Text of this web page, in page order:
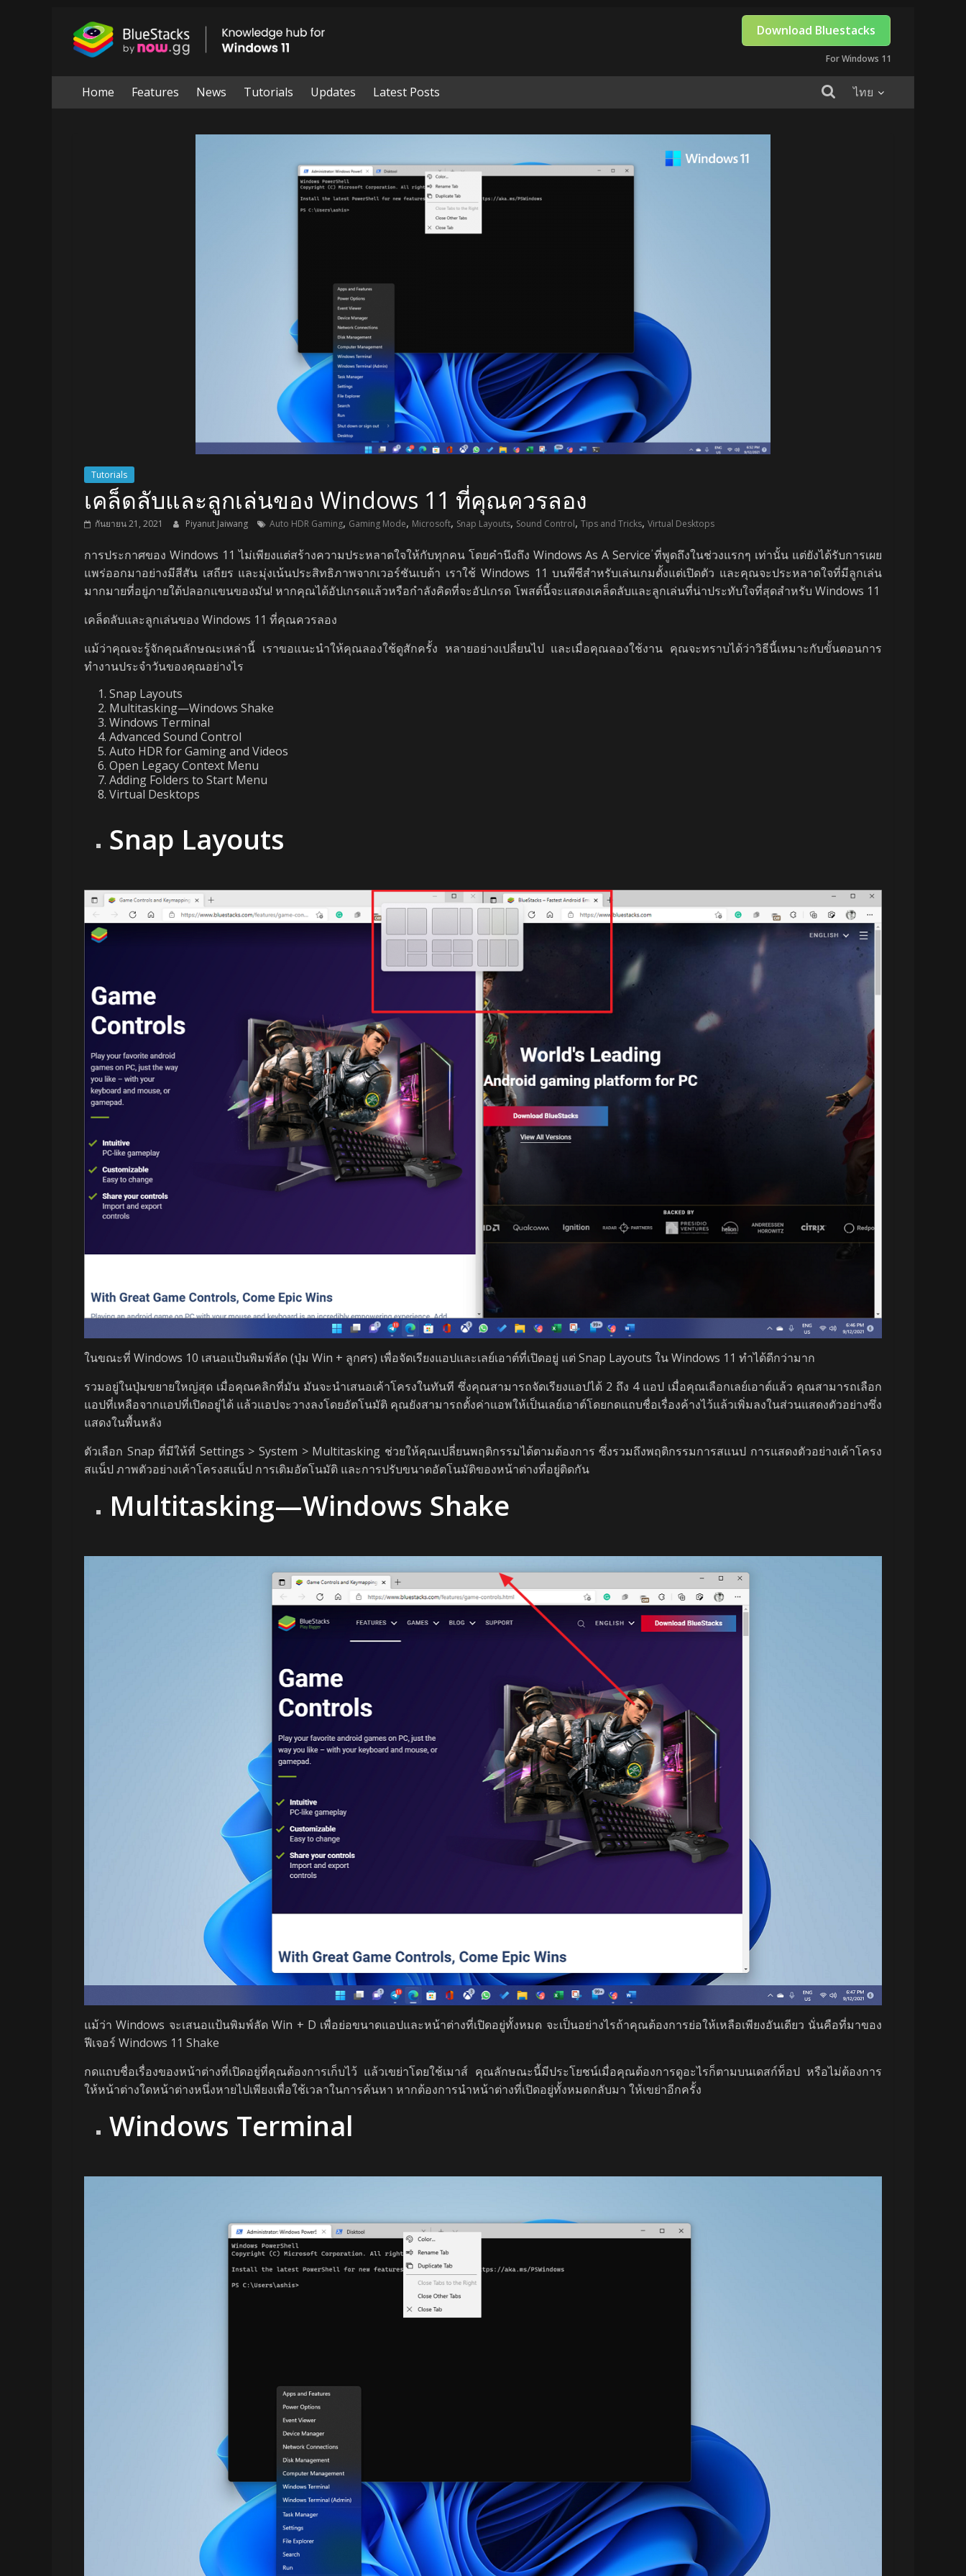
content
BlueStacks
Knowledge
Download Bluestacks
For Windows 11
Home ไทย
Features News Tutorials Updates Latest Posts
Tutorials
เคล็ดลับและลูกเล่นของ Windows 11 ที่คุณควรลอง
กันยายน 21, 2021 Piyanut Jaiwang Auto HDR Gaming, Gaming Mode, Microsoft, Snap Layouts, Sound Control, Tips and Tricks, Virtual Desktops
การประกาศของ Windows 11 ไม่เพียงแต่สร้างความประหลาดใจให้กับทุกคน โดยคำนึงถึง Windows As A Serviceؙ ที่พูดถึงในช่วงแรกๆ เท่านั้น แต่ยังได้รับการเผย
แพร่ออกมาอย่างมีสีสัน เสถียร และมุ่งเน้นประสิทธิภาพจากเวอร์ชันเบต้า เราใช้ Windows 11 บนพีซีสำหรับเล่นเกมตั้งแต่เปิดตัว และคุณจะประหลาดใจที่มีลูกเล่น
มากมายที่อยู่ภายใต้ปลอกแขนของมัน! หากคุณได้อัปเกรดแล้วหรือกำลังคิดที่จะอัปเกรด โพสต์นี้จะแสดงเคล็ดลับและลูกเล่นที่น่าประทับใจที่สุดสำหรับ Windows 11
เคล็ดลับและลูกเล่นของ Windows 11 ที่คุณควรลอง
แม้ว่าคุณจะรู้จักคุณลักษณะเหล่านี้ เราขอแนะนำให้คุณลองใช้ดูสักครั้ง หลายอย่างเปลี่ยนไป และเมื่อคุณลองใช้งาน คุณจะทราบได้ว่าวิธีนี้เหมาะกับขั้นตอนการ
ทำงานประจำวันของคุณอย่างไร
Snap Layouts
Multitasking—Windows Shake
Windows Terminal
Advanced Sound Control
Auto HDR for Gaming and Videos
Open Legacy Context Menu
Adding Folders to Start Menu
Virtual Desktops
Snap Layouts
ในขณะที่ Windows 10 เสนอแป้นพิมพ์ลัด (ปุ่ม Win + ลูกศร) เพื่อจัดเรียงแอปและเลย์เอาต์ที่เปิดอยู่ แต่ Snap Layouts ใน Windows 11 ทำได้ดีกว่ามาก
รวมอยู่ในปุ่มขยายใหญ่สุด เมื่อคุณคลิกที่มัน มันจะนำเสนอเค้าโครงในทันที ซึ่งคุณสามารถจัดเรียงแอปได้ 2 ถึง 4 แอป เมื่อคุณเลือกเลย์เอาต์แล้ว คุณสามารถเลือก
แอปที่เหลือจากแอปที่เปิดอยู่ได้ แล้วแอปจะวางลงโดยอัตโนมัติ คุณยังสามารถตั้งค่าแอพให้เป็นเลย์เอาต์โดยกดแถบชื่อเรื่องค้างไว้แล้วเพิ่มลงในส่วนแสดงตัวอย่างซึ่ง
แสดงในพื้นหลัง
ตัวเลือก Snap ที่มีให้ที่ Settings > System > Multitasking ช่วยให้คุณเปลี่ยนพฤติกรรมได้ตามต้องการ ซึ่งรวมถึงพฤติกรรมการสแนป การแสดงตัวอย่างเค้าโครง
สแน็ป ภาพตัวอย่างเค้าโครงสแน็ป การเติมอัตโนมัติ และการปรับขนาดอัตโนมัติของหน้าต่างที่อยู่ติดกัน
Multitasking—Windows Shake
แม้ว่า Windows จะเสนอแป้นพิมพ์ลัด Win + D เพื่อย่อขนาดแอปและหน้าต่างที่เปิดอยู่ทั้งหมด จะเป็นอย่างไรถ้าคุณต้องการย่อให้เหลือเพียงอันเดียว นั่นคือที่มาของ
ฟีเจอร์ Windows 11 Shake
กดแถบชื่อเรื่องของหน้าต่างที่เปิดอยู่ที่คุณต้องการเก็บไว้ แล้วเขย่าโดยใช้เมาส์ คุณลักษณะนี้มีประโยชน์เมื่อคุณต้องการดูอะไรก็ตามบนเดสก์ท็อป หรือไม่ต้องการ
ให้หน้าต่างใดหน้าต่างหนึ่งหายไปเพียงเพื่อใช้เวลาในการค้นหา หากต้องการนำหน้าต่างที่เปิดอยู่ทั้งหมดกลับมา ให้เขย่าอีกครั้ง
Windows Terminal